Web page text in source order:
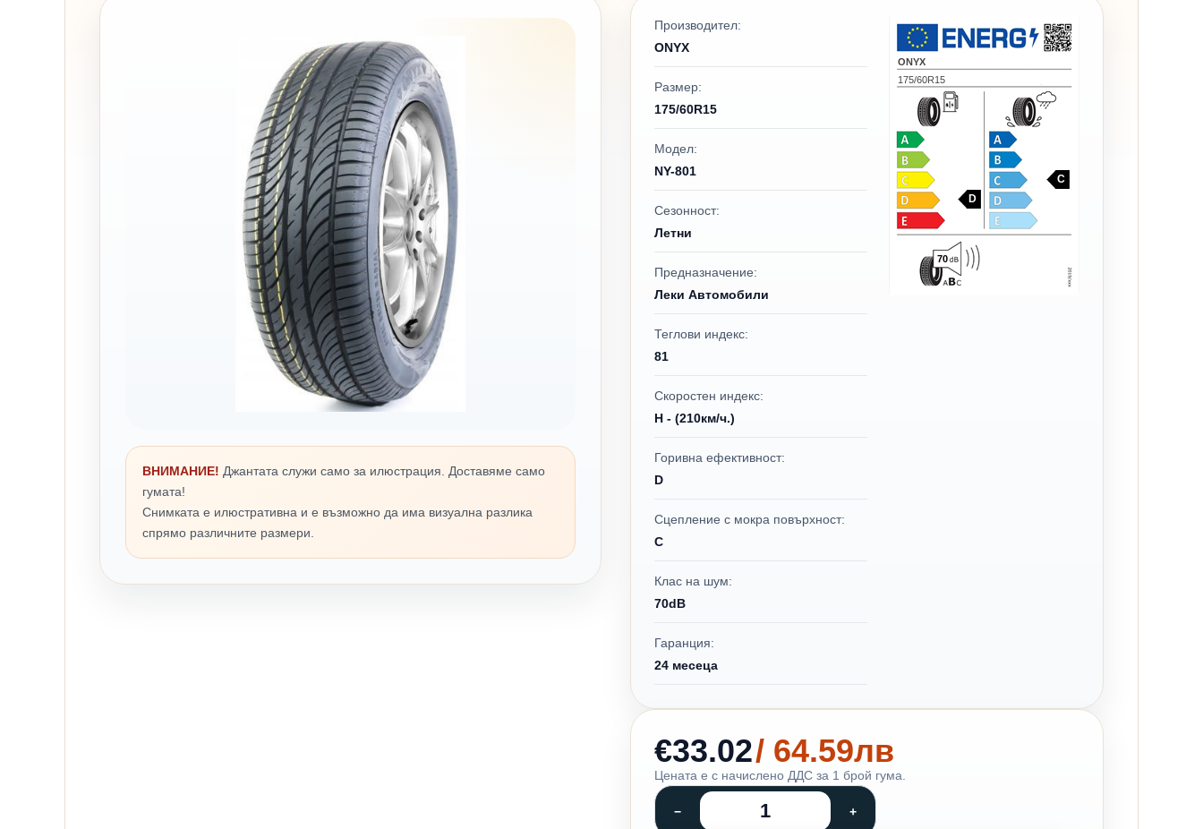
ВНИМАНИЕ! Джантата служи само за илюстрация. Доставяме само
гумата!
Снимката е илюстративна и е възможно да има визуална разлика
спрямо различните размери.
Производител:
ONYX
Размер:
175/60R15
Модел:
NY-801
Сезонност:
Летни
Предназначение:
Леки Автомобили
Теглови индекс:
81
Скоростен индекс:
H - (210км/ч.)
Горивна ефективност:
D
Сцепление с мокра повърхност:
C
Клас на шум:
70dB
Гаранция:
24 месеца
ONYX
175/60R15
D
C
70
€33.02/ 64.59лв
Цената е с начислено ДДС за 1 брой гума.